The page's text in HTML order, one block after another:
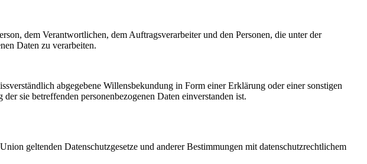
dem Verantwortlichen, dem Auftragsverarbeiter und den Personen, die unter der
Daten zu verarbeiten.
abgegebene Willensbekundung in Form einer Erklärung oder einer sonstigen
sie betreffenden personenbezogenen Daten einverstanden ist.
geltenden Datenschutzgesetze und anderer Bestimmungen mit datenschutzrechtlichem